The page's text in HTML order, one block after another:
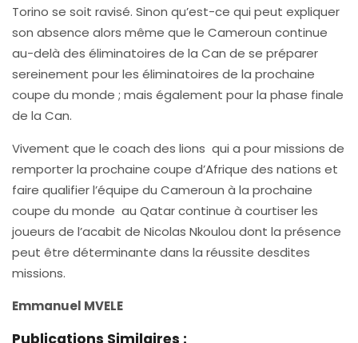
Torino se soit ravisé. Sinon qu’est-ce qui peut expliquer
son absence alors même que le Cameroun continue
au-delà des éliminatoires de la Can de se préparer
sereinement pour les éliminatoires de la prochaine
coupe du monde ; mais également pour la phase finale
de la Can.
Vivement que le coach des lions qui a pour missions de
remporter la prochaine coupe d’Afrique des nations et
faire qualifier l’équipe du Cameroun à la prochaine
coupe du monde au Qatar continue à courtiser les
joueurs de l’acabit de Nicolas Nkoulou dont la présence
peut être déterminante dans la réussite desdites
missions.
Emmanuel MVELE
Publications Similaires :